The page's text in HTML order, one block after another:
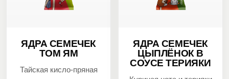
ЯДРА СЕМЕЧЕК
ТОМ ЯМ
Тайская кисло-пряная
ЯДРА СЕМЕЧЕК
ЦЫПЛЁНОК В
СОУСЕ ТЕРИЯКИ